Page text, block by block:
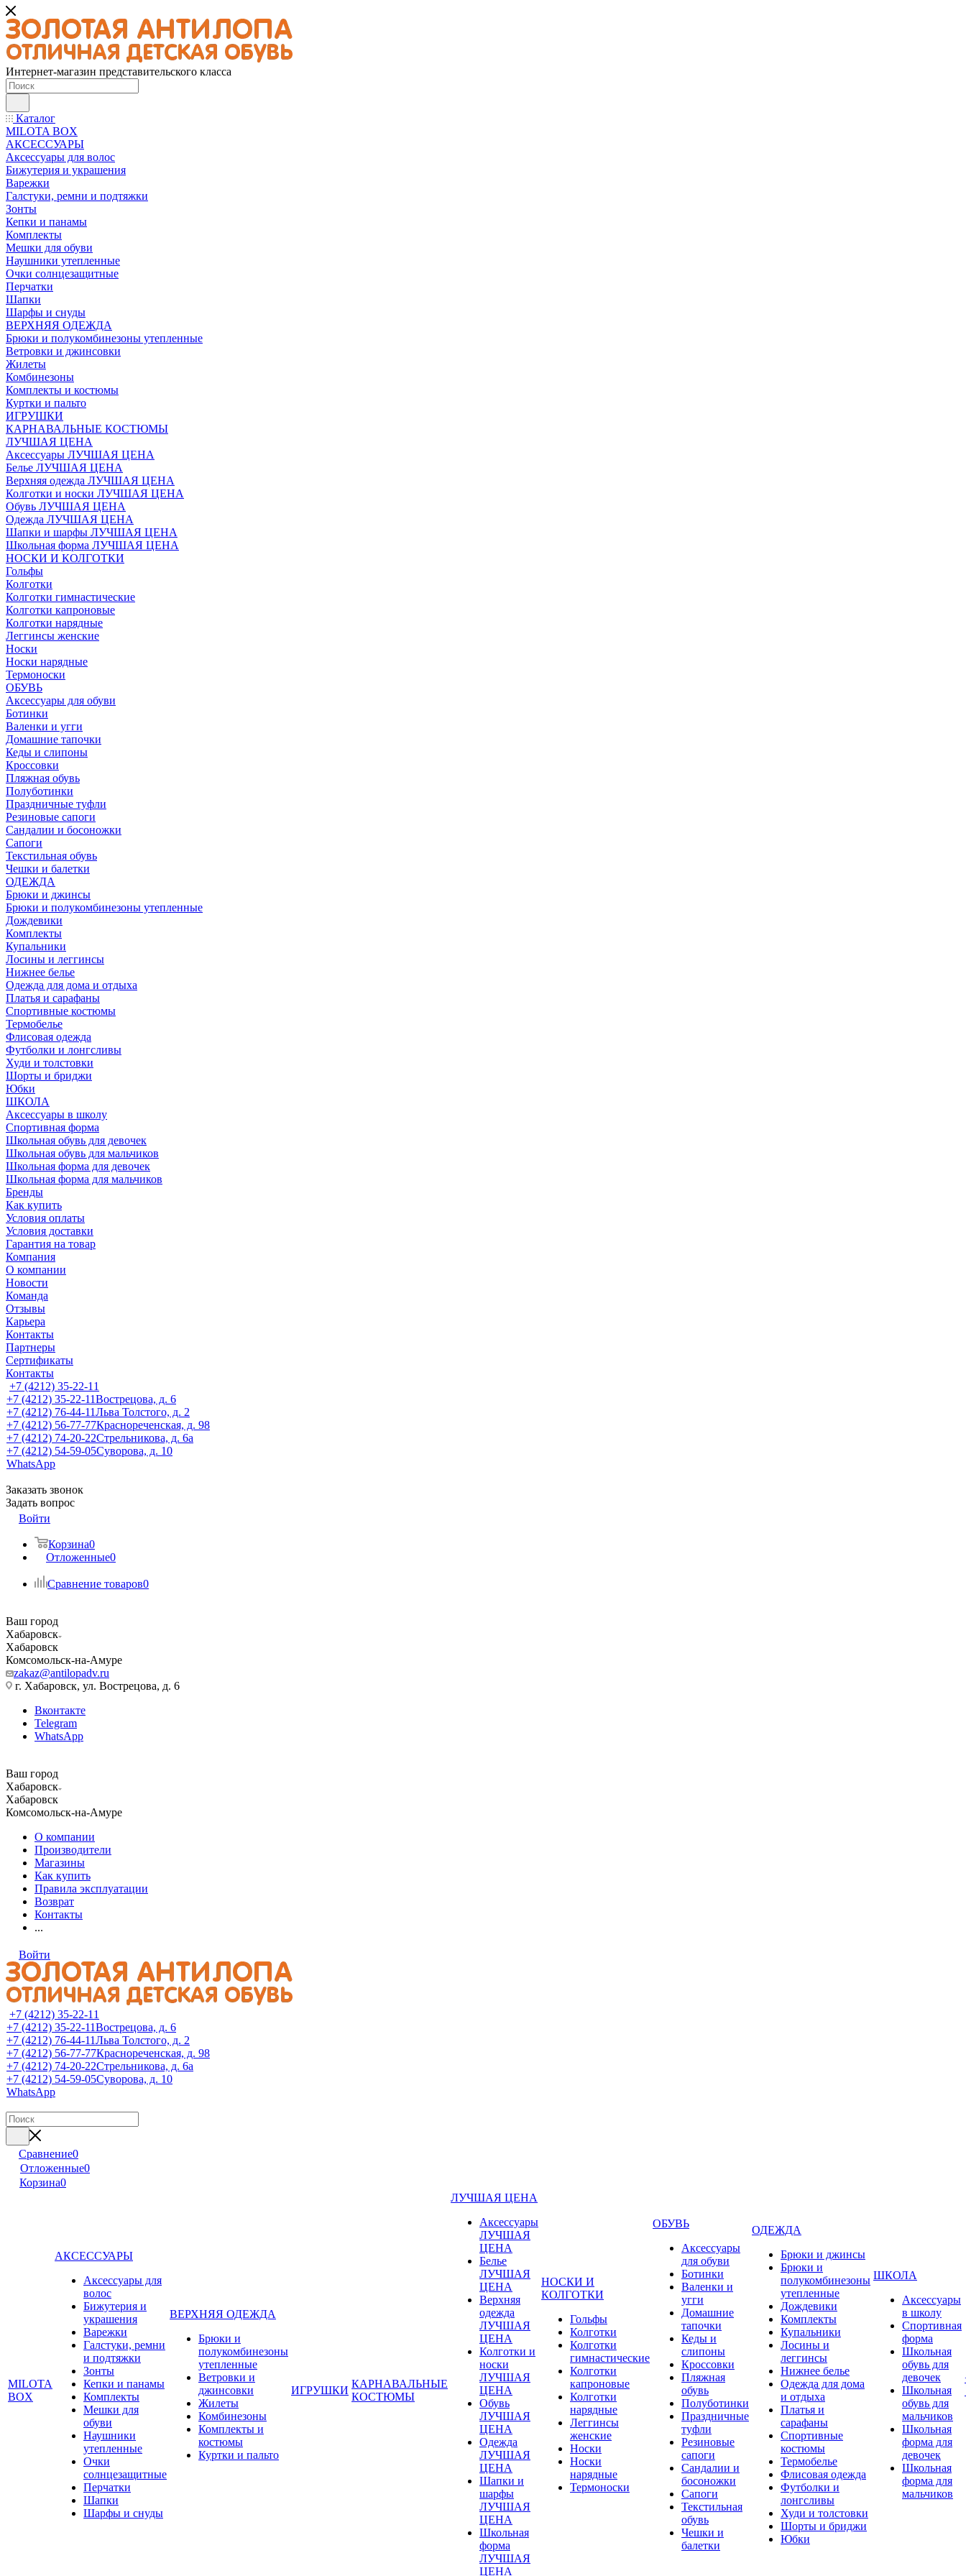
Интернет-магазин представительского класса
Каталог
MILOTA BOX
АКСЕССУАРЫ
Аксессуары для волос
Бижутерия и украшения
Варежки
Галстуки, ремни и подтяжки
Зонты
Кепки и панамы
Комплекты
Мешки для обуви
Наушники утепленные
Очки солнцезащитные
Перчатки
Шапки
Шарфы и снуды
ВЕРХНЯЯ ОДЕЖДА
Брюки и полукомбинезоны утепленные
Ветровки и джинсовки
Жилеты
Комбинезоны
Комплекты и костюмы
Куртки и пальто
ИГРУШКИ
КАРНАВАЛЬНЫЕ КОСТЮМЫ
ЛУЧШАЯ ЦЕНА
Аксессуары ЛУЧШАЯ ЦЕНА
Белье ЛУЧШАЯ ЦЕНА
Верхняя одежда ЛУЧШАЯ ЦЕНА
Колготки и носки ЛУЧШАЯ ЦЕНА
Обувь ЛУЧШАЯ ЦЕНА
Одежда ЛУЧШАЯ ЦЕНА
Шапки и шарфы ЛУЧШАЯ ЦЕНА
Школьная форма ЛУЧШАЯ ЦЕНА
НОСКИ И КОЛГОТКИ
Гольфы
Колготки
Колготки гимнастические
Колготки капроновые
Колготки нарядные
Леггинсы женские
Носки
Носки нарядные
Термоноски
ОБУВЬ
Аксессуары для обуви
Ботинки
Валенки и угги
Домашние тапочки
Кеды и слипоны
Кроссовки
Пляжная обувь
Полуботинки
Праздничные туфли
Резиновые сапоги
Сандалии и босоножки
Сапоги
Текстильная обувь
Чешки и балетки
ОДЕЖДА
Брюки и джинсы
Брюки и полукомбинезоны утепленные
Дождевики
Комплекты
Купальники
Лосины и леггинсы
Нижнее белье
Одежда для дома и отдыха
Платья и сарафаны
Спортивные костюмы
Термобелье
Флисовая одежда
Футболки и лонгсливы
Худи и толстовки
Шорты и бриджи
Юбки
ШКОЛА
Аксессуары в школу
Спортивная форма
Школьная обувь для девочек
Школьная обувь для мальчиков
Школьная форма для девочек
Школьная форма для мальчиков
Бренды
Как купить
Условия оплаты
Условия доставки
Гарантия на товар
Компания
О компании
Новости
Команда
Отзывы
Карьера
Контакты
Партнеры
Сертификаты
Контакты
+7 (4212) 35-22-11
+7 (4212) 35-22-11Вострецова, д. 6
+7 (4212) 76-44-11Льва Толстого, д. 2
+7 (4212) 56-77-77Краснореченская, д. 98
+7 (4212) 74-20-22Стрельникова, д. 6а
+7 (4212) 54-59-05Суворова, д. 10
WhatsApp
Заказать звонок
Задать вопрос
Войти
Корзина0
Отложенные0
Сравнение товаров0
Ваш город
Хабаровск
Хабаровск
Комсомольск-на-Амуре
zakaz@antilopadv.ru
г. Хабаровск, ул. Вострецова, д. 6
Вконтакте
Telegram
WhatsApp
Ваш город
Хабаровск
Хабаровск
Комсомольск-на-Амуре
О компании
Производители
Магазины
Как купить
Правила эксплуатации
Возврат
Контакты
...
Войти
+7 (4212) 35-22-11
+7 (4212) 35-22-11Вострецова, д. 6
+7 (4212) 76-44-11Льва Толстого, д. 2
+7 (4212) 56-77-77Краснореченская, д. 98
+7 (4212) 74-20-22Стрельникова, д. 6а
+7 (4212) 54-59-05Суворова, д. 10
WhatsApp
Сравнение0
Отложенные0
Корзина0
MILOTA
BOX
АКСЕССУАРЫ
Аксессуары для
волос
Бижутерия и
украшения
Варежки
Галстуки, ремни
и подтяжки
Зонты
Кепки и панамы
Комплекты
Мешки для
обуви
Наушники
утепленные
Очки
солнцезащитные
Перчатки
Шапки
Шарфы и снуды
ВЕРХНЯЯ ОДЕЖДА
Брюки и
полукомбинезоны
утепленные
Ветровки и
джинсовки
Жилеты
Комбинезоны
Комплекты и
костюмы
Куртки и пальто
ИГРУШКИ
КАРНАВАЛЬНЫЕ
КОСТЮМЫ
ЛУЧШАЯ ЦЕНА
Аксессуары
ЛУЧШАЯ
ЦЕНА
Белье
ЛУЧШАЯ
ЦЕНА
Верхняя
одежда
ЛУЧШАЯ
ЦЕНА
Колготки и
носки
ЛУЧШАЯ
ЦЕНА
Обувь
ЛУЧШАЯ
ЦЕНА
Одежда
ЛУЧШАЯ
ЦЕНА
Шапки и
шарфы
ЛУЧШАЯ
ЦЕНА
Школьная
форма
ЛУЧШАЯ
ЦЕНА
НОСКИ И
КОЛГОТКИ
Гольфы
Колготки
Колготки
гимнастические
Колготки
капроновые
Колготки
нарядные
Леггинсы
женские
Носки
Носки
нарядные
Термоноски
ОБУВЬ
Аксессуары
для обуви
Ботинки
Валенки и
угги
Домашние
тапочки
Кеды и
слипоны
Кроссовки
Пляжная
обувь
Полуботинки
Праздничные
туфли
Резиновые
сапоги
Сандалии и
босоножки
Сапоги
Текстильная
обувь
Чешки и
балетки
ОДЕЖДА
Брюки и джинсы
Брюки и
полукомбинезоны
утепленные
Дождевики
Комплекты
Купальники
Лосины и
леггинсы
Нижнее белье
Одежда для дома
и отдыха
Платья и
сарафаны
Спортивные
костюмы
Термобелье
Флисовая одежда
Футболки и
лонгсливы
Худи и толстовки
Шорты и бриджи
Юбки
ШКОЛА
Аксессуары
в школу
Спортивная
форма
Школьная
обувь для
девочек
Школьная
обувь для
мальчиков
Школьная
форма для
девочек
Школьная
форма для
мальчиков